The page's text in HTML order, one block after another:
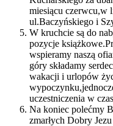
miesiącu czerwcu,w
ul.Baczyńskiego i
W kruchcie są do
pozycje
wspieramy naszą
góry składamy
wakacji i urlopów
uczestniczenia w
Na koniec polećmy
zmarłych Dobry